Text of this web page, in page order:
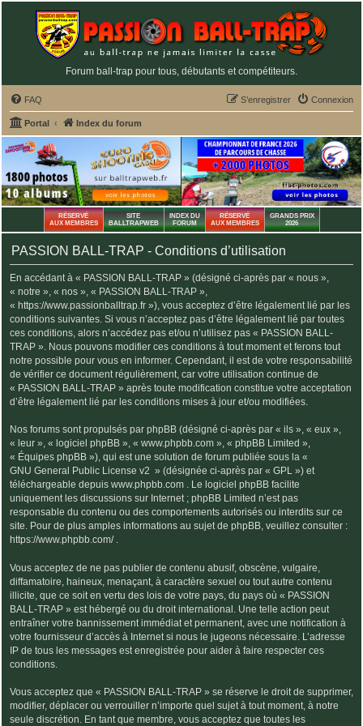
Forum ball-trap pour tous, débutants et compétiteurs.
FAQ Connexion
S’enregistrer
Portal Index du forum
RÉSERVÉ
AUX MEMBRES
SITE
BALLTRAPWEB
INDEX DU
FORUM
RÉSERVÉ
AUX MEMBRES
GRANDS PRIX
2026
PASSION BALL-TRAP - Conditions d’utilisation
En accédant à « PASSION BALL-TRAP » (désigné ci-après par « nous »,
« notre », « nos », « PASSION BALL-TRAP »,
« https://www.passionballtrap.fr »), vous acceptez d’être légalement lié par les
conditions suivantes. Si vous n’acceptez pas d’être légalement lié par toutes
ces conditions, alors n’accédez pas et/ou n’utilisez pas « PASSION BALL-
TRAP ». Nous pouvons modifier ces conditions à tout moment et ferons tout
notre possible pour vous en informer. Cependant, il est de votre responsabilité
de vérifier ce document régulièrement, car votre utilisation continue de
« PASSION BALL-TRAP » après toute modification constitue votre acceptation
d’être légalement lié par les conditions mises à jour et/ou modifiées.
Nos forums sont propulsés par phpBB (désigné ci-après par « ils », « eux »,
« leur », « logiciel phpBB », « www.phpbb.com », « phpBB Limited »,
« Équipes phpBB »), qui est une solution de forum publiée sous la «
GNU General Public License v2 » (désignée ci-après par « GPL ») et
téléchargeable depuis www.phpbb.com . Le logiciel phpBB facilite
uniquement les discussions sur Internet ; phpBB Limited n’est pas
responsable du contenu ou des comportements autorisés ou interdits sur ce
site. Pour de plus amples informations au sujet de phpBB, veuillez consulter :
https://www.phpbb.com/ .
Vous acceptez de ne pas publier de contenu abusif, obscène, vulgaire,
diffamatoire, haineux, menaçant, à caractère sexuel ou tout autre contenu
illicite, que ce soit en vertu des lois de votre pays, du pays où « PASSION
BALL-TRAP » est hébergé ou du droit international. Une telle action peut
entraîner votre bannissement immédiat et permanent, avec une notification à
votre fournisseur d’accès à Internet si nous le jugeons nécessaire. L’adresse
IP de tous les messages est enregistrée pour aider à faire respecter ces
conditions.
Vous acceptez que « PASSION BALL-TRAP » se réserve le droit de supprimer,
modifier, déplacer ou verrouiller n’importe quel sujet à tout moment, à notre
seule discrétion. En tant que membre, vous acceptez que toutes les